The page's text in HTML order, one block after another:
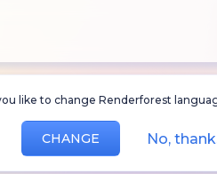
like to change Renderforest
CHANGE No,
作れるAI動
像と音声